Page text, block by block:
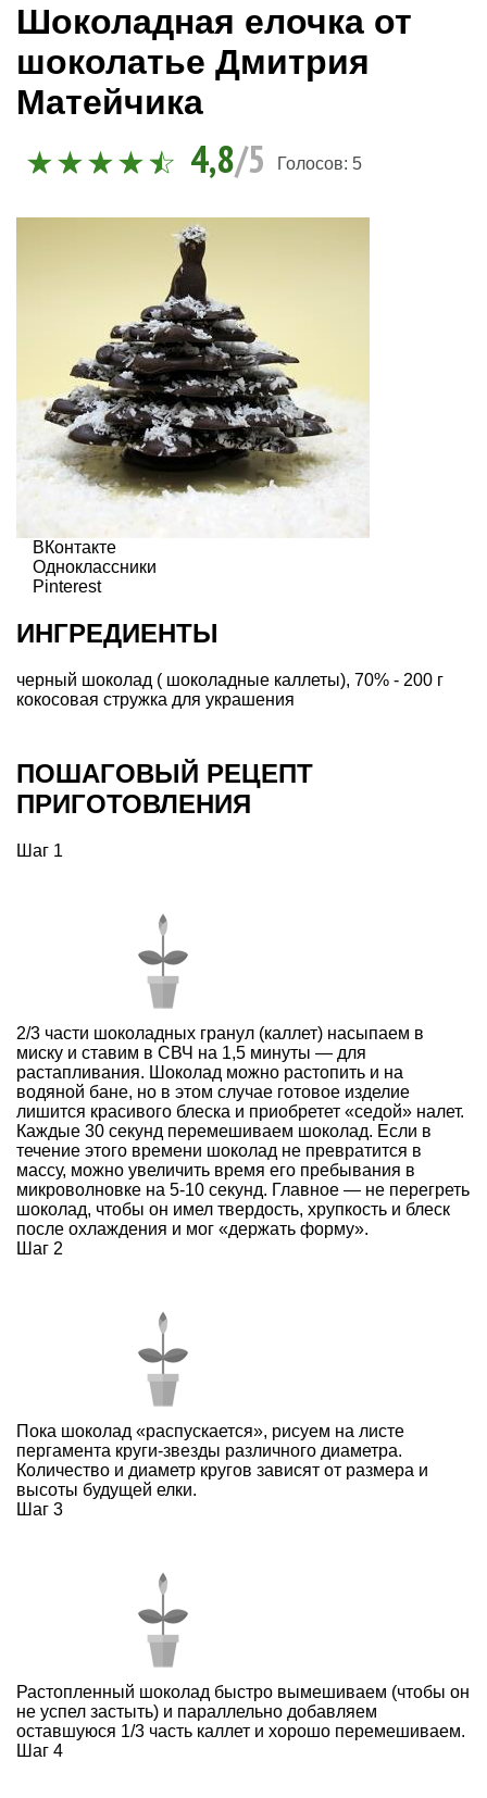
Шоколадная елочка от
шоколатье Дмитрия
Матейчика
4,8/5 Голосов: 5
ВКонтакте
Одноклассники
Pinterest
ИНГРЕДИЕНТЫ
черный шоколад ( шоколадные каллеты), 70% - 200 г
кокосовая стружка для украшения
ПОШАГОВЫЙ РЕЦЕПТ
ПРИГОТОВЛЕНИЯ
Шаг 1
2/3 части шоколадных гранул (каллет) насыпаем в
миску и ставим в СВЧ на 1,5 минуты — для
растапливания. Шоколад можно растопить и на
водяной бане, но в этом случае готовое изделие
лишится красивого блеска и приобретет «седой» налет.
Каждые 30 секунд перемешиваем шоколад. Если в
течение этого времени шоколад не превратится в
массу, можно увеличить время его пребывания в
микроволновке на 5-10 секунд. Главное — не перегреть
шоколад, чтобы он имел твердость, хрупкость и блеск
после охлаждения и мог «держать форму».
Шаг 2
Пока шоколад «распускается», рисуем на листе
пергамента круги-звезды различного диаметра.
Количество и диаметр кругов зависят от размера и
высоты будущей елки.
Шаг 3
Растопленный шоколад быстро вымешиваем (чтобы он
не успел застыть) и параллельно добавляем
оставшуюся 1/3 часть каллет и хорошо перемешиваем.
Шаг 4